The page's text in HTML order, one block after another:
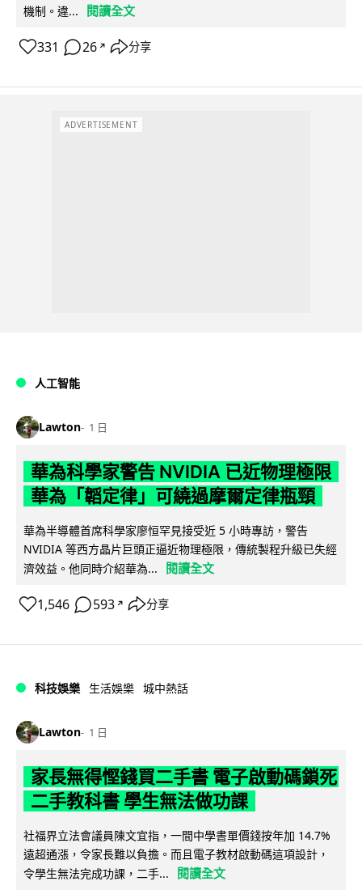
機制。違...
閱讀全文
331 26 ↗ 分享
ADVERTISEMENT
人工智能
Lawton 1 日
華為科學家警告 NVIDIA 已近物理極限
華為「韜定律」可繞過摩爾定律瓶頸
華為半導體首席科學家廖恒罕見接受近 5 小時專訪，警告
NVIDIA 等西方晶片巨頭正逼近物理極限，傳統製程升級已失經
濟效益。他同時介紹華為...
閱讀全文
1,546 593 ↗ 分享
科技娛樂 生活娛樂 城中熱話
Lawton 1 日
家長無得慳錢買二手書 電子啟動碼鎖死
二手教科書 學生無法做功課
社福界立法會議員陳文宜指，一間中學書單價錢按年加 14.7%
遠超通漲，令家長難以負擔。而且電子教材啟動碼這項設計，
令學生無法完成功課，二手...
閱讀全文